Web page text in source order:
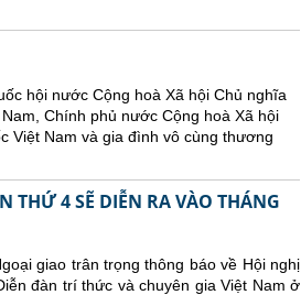
hội nước Cộng hoà Xã hội Chủ nghĩa
Chính phủ nước Cộng hoà Xã hội
Việt Nam và gia đình vô cùng thương
THỨ 4 SẼ DIỄN RA VÀO THÁNG
giao trân trọng thông báo về Hội nghị
đàn trí thức và chuyên gia Việt Nam ở